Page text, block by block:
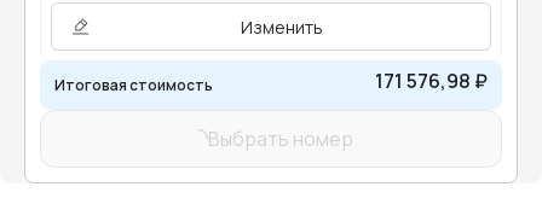
Изменить
Итоговая стоимость 171 576,98 ₽
Выбрать номер